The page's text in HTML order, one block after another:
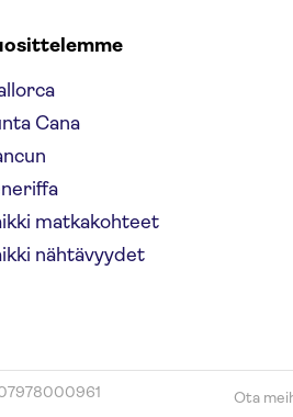
Cana
matkakohteet
nähtävyydet
Ota